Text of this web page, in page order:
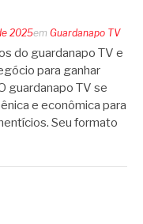
2025em Guardanapo TV
do guardanapo TV e
para ganhar
guardanapo TV se
e econômica para
Seu formato